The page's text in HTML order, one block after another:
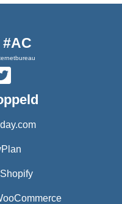
#AC